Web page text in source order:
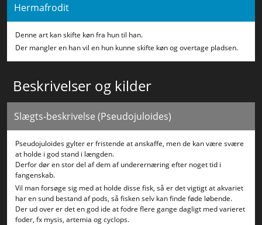
Hermafrodit
Denne art kan skifte køn fra hun til han.
Der mangler en han vil en hun kunne skifte køn og overtage pladsen.
Beskrivelser og kilder
Slægts-beskrivelse (Pseudojuloides)
Pseudojuloides gylter er fristende at anskaffe, men de kan være svære
at holde i god stand i længden.
Derfor dør en stor del af dem af underernæring efter noget tid i
fangenskab.
Vil man forsøge sig med at holde disse fisk, så er det vigtigt at akvariet
har en sund bestand af pods, så fisken selv kan finde føde løbende.
Der ud over er det en god ide at fodre flere gange dagligt med varieret
foder, fx mysis, artemia og cyclops.